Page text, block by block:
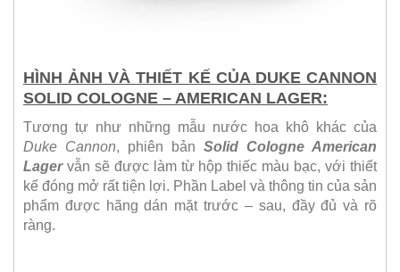
HÌNH ẢNH VÀ THIẾT KẾ CỦA DUKE CANNON
SOLID COLOGNE – AMERICAN LAGER:
Tương tự như những mẫu nước hoa khô khác của
Duke Cannon, phiên bản Solid Cologne American
Lagervẫn sẽ được làm từ hộp thiếc màu bạc, với thiết
kế đóng mở rất tiện lợi. Phần Label và thông tin của sản
phẩm được hãng dán mặt trước – sau, đầy đủ và rõ
ràng.